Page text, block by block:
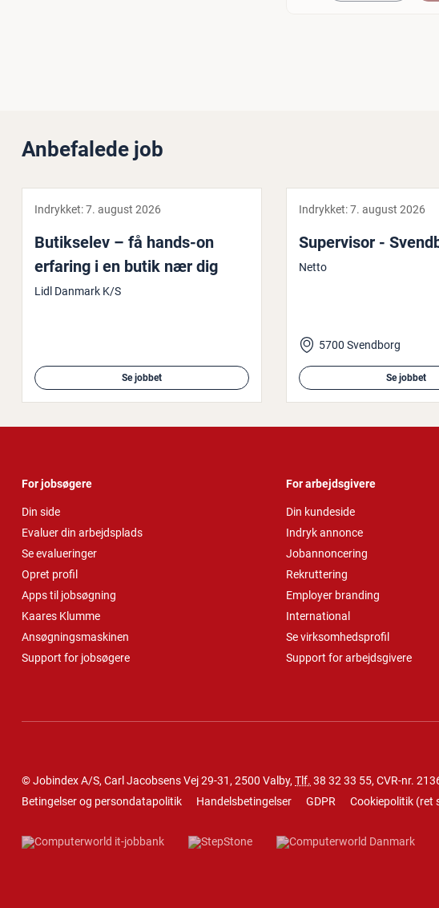
Anbefalede job
Indrykket:7. august 2026
Bu­tik­se­lev – få hands-on
erfaring i en butik nær dig
Lidl Danmark K/S
Se jobbet
Indrykket:7. august 2026
Su­per­visor -
Netto
5700 Svendborg
Se jobbet
For jobsøgere
Din side
Evaluer din arbejdsplads
Se evalueringer
Opret profil
Apps til jobsøgning
Kaares Klumme
Ansøgningsmaskinen
Support for jobsøgere
For arbejdsgivere
Din kundeside
Indryk annonce
Jobannoncering
Rekruttering
Employer branding
International
Se virksomhedsprofil
Support for arbejdsgivere
© Jobindex A/S, Carl Jacobsens Vej 29-31, 2500 Valby, Tlf. 38 32 33 55, CVR-nr.
Betingelser og persondatapolitik
Handelsbetingelser GDPR Cookiepolitik (ret